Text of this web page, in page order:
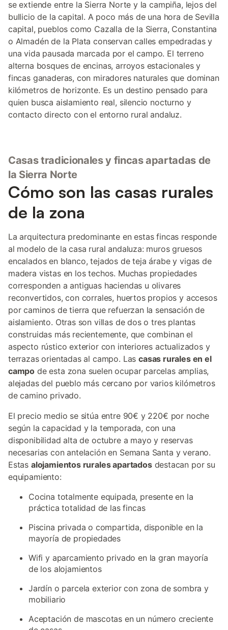
se extiende entre la Sierra Norte y la campiña, lejos del
bullicio de la capital. A poco más de una hora de Sevilla
capital, pueblos como Cazalla de la Sierra, Constantina
o Almadén de la Plata conservan calles empedradas y
una vida pausada marcada por el campo. El terreno
alterna bosques de encinas, arroyos estacionales y
fincas ganaderas, con miradores naturales que dominan
kilómetros de horizonte. Es un destino pensado para
quien busca aislamiento real, silencio nocturno y
contacto directo con el entorno rural andaluz.
Casas tradicionales y fincas apartadas de
la Sierra Norte
Cómo son las casas rurales
de la zona
La arquitectura predominante en estas fincas responde
al modelo de la casa rural andaluza: muros gruesos
encalados en blanco, tejados de teja árabe y vigas de
madera vistas en los techos. Muchas propiedades
corresponden a antiguas haciendas u olivares
reconvertidos, con corrales, huertos propios y accesos
por caminos de tierra que refuerzan la sensación de
aislamiento. Otras son villas de dos o tres plantas
construidas más recientemente, que combinan el
aspecto rústico exterior con interiores actualizados y
terrazas orientadas al campo. Lascasas rurales en el
campo de esta zona suelen ocupar parcelas amplias,
alejadas del pueblo más cercano por varios kilómetros
de camino privado.
El precio medio se sitúa entre 90€ y 220€ por noche
según la capacidad y la temporada, con una
disponibilidad alta de octubre a mayo y reservas
necesarias con antelación en Semana Santa y verano.
Estas alojamientos rurales apartadosdestacan por su
equipamiento:
Cocina totalmente equipada, presente en la
práctica totalidad de las fincas
Piscina privada o compartida, disponible en la
mayoría de propiedades
Wifi y aparcamiento privado en la gran mayoría
de los alojamientos
Jardín o parcela exterior con zona de sombra y
mobiliario
Aceptación de mascotas en un número creciente